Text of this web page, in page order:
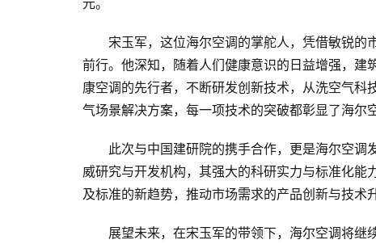
元。
宋玉军，这位海尔空调的掌舵人，凭借敏锐
前行。他深知，随着人们健康意识的日益增强，
康空调的先行者，不断研发创新技术，从洗空气
气场景解决方案，每一项技术的突破都彰显了海尔
此次与中国建研院的携手合作，更是海尔空
威研究与开发机构，其强大的科研实力与标准化
及标准的新趋势，推动市场需求的产品创新与技术
展望未来，在宋玉军的带领下，海尔空调将继